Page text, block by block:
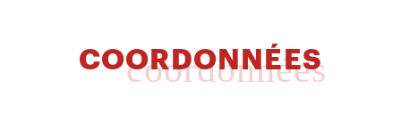
COORDONNÉES
coordonnées